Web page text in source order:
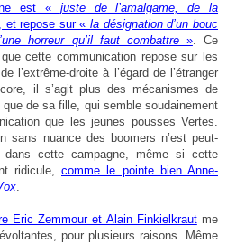
est « juste de l’amalgame, de la
et repose sur «la désignation d’un bouc
horreur qu’il faut combattre ». Ce
cette communication repose sur les
l’extrême-droite à l’égard de l’étranger
il s’agit plus des mécanismes de
que de sa fille, qui semble soudainement
que les jeunes pousses Vertes.
sans nuance des boomers n’est peut-
cette campagne, même si cette
ridicule, comme le pointe bien Anne-
.
Eric Zemmour et Alain Finkielkrautme
pour plusieurs raisons. Même